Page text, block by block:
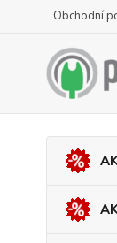
Obchodní